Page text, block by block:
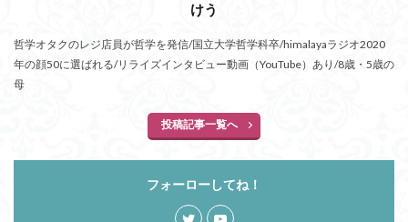
けう
哲学オタクのレジ店員が哲学を発信/国立大学哲学科卒/himalayaラジオ2020
年の顔50に選ばれる/リライズインタビュー動画（YouTube）あり/8歳・5歳の
母
投稿記事一覧へ
フォーローしてね！